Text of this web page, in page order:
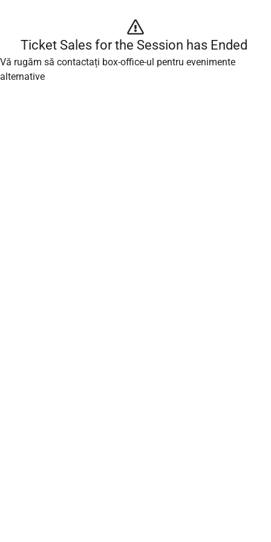
Ticket Sales for the Session has Ended
Vă rugăm să contactați box-office-ul pentru evenimente
alternative